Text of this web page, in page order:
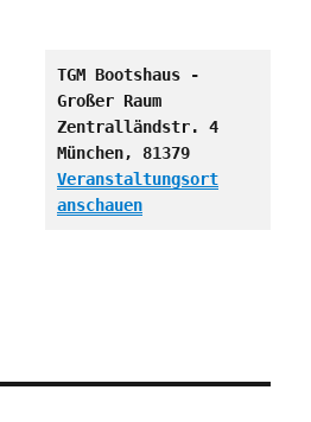
TGM Bootshaus -
Großer Raum
Zentralländstr. 4
München, 81379
Veranstaltungsort
anschauen